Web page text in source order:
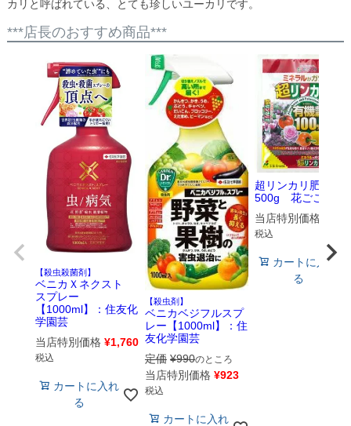
カリと呼ばれている、とても珍しいユーカリです。
***店長のおすすめ商品***
【殺虫殺菌剤】
ベニカＸネクスト
スプレー
【1000ml】：住友化
学園芸
当店特別価格 ¥1,760
税込
カートに入れ
る
【殺虫剤】
ベニカベジフルスプ
レー【1000ml】：住
友化学園芸
定価 ¥990のところ
当店特別価格 ¥923
税込
カートに入れ
超リンカリ肥料
500g 花ごころ
当店特別価格
税込
カートに入れ
る